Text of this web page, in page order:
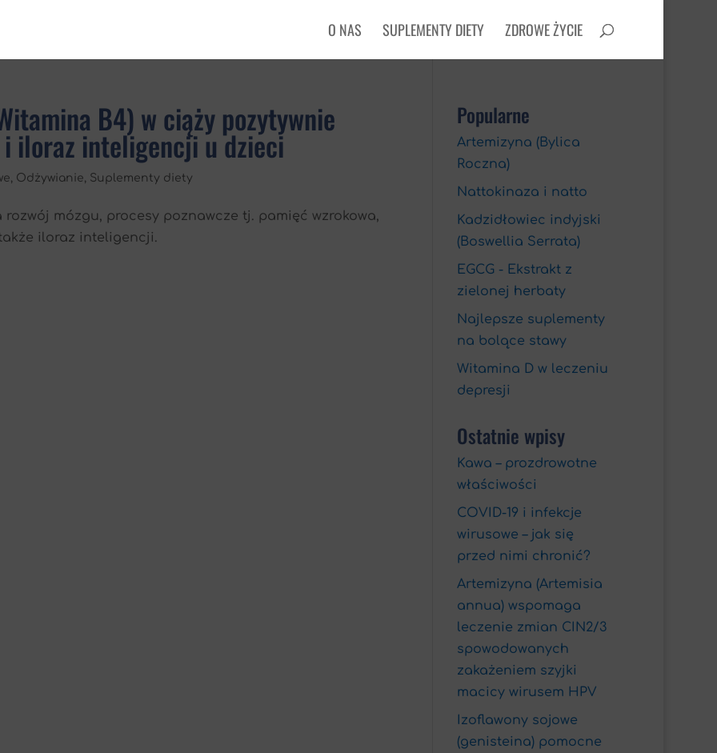
O NAS SUPLEMENTY DIETY ZDROWE ŻYCIE
B4) w ciąży pozytywnie
i iloraz inteligencji u dzieci
, Odżywianie, Suplementy diety
mózgu, procesy poznawcze tj. pamięć wzrokowa,
iloraz inteligencji.
Popularne
Artemizyna (Bylica
Roczna)
Nattokinaza i natto
Kadzidłowiec indyjski
(Boswellia Serrata)
EGCG - Ekstrakt z
zielonej herbaty
Najlepsze suplementy
na bolące stawy
Witamina D w leczeniu
depresji
Ostatnie wpisy
Kawa – prozdrowotne
właściwości
COVID-19 i infekcje
wirusowe – jak się
przed nimi chronić?
Artemizyna (Artemisia
annua) wspomaga
leczenie zmian CIN2/3
spowodowanych
zakażeniem szyjki
macicy wirusem HPV
Izoflawony sojowe
(genisteina) pomocne